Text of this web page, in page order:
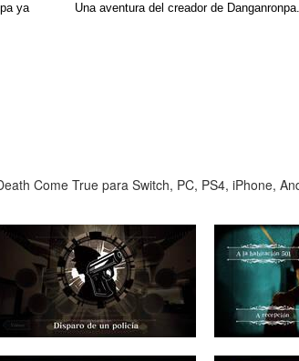
ya
Una aventura del creador de Danganronpa.
Come True para Switch, PC, PS4, iPhone,